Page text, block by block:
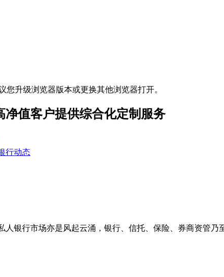
升级浏览器版本或更换其他浏览器打开。
净值客户提供综合化定制服务
行动态
人银行市场亦是风起云涌，银行、信托、保险、券商资管